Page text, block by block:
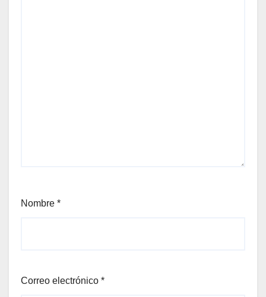
Nombre *
Correo electrónico *